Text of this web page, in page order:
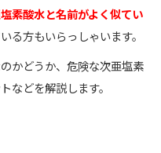
素酸水と名前がよく似てい
る方もいらっしゃいます。
かどうか、危険な次亜塩素
などを解説します。